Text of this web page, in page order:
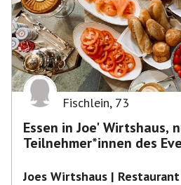
Fischlein, 73
Essen in Joe' Wirtshaus,
Teilnehmer*innen des
Joes Wirtshaus |